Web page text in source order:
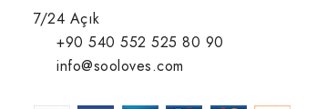
7/24 Açık
+90 540 552 525 80 90
info@sooloves.com